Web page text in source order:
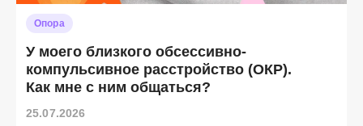
Опора
У моего близкого обсессивно-
компульсивное расстройство (ОКР).
Как мне с ним общаться?
25.07.2026